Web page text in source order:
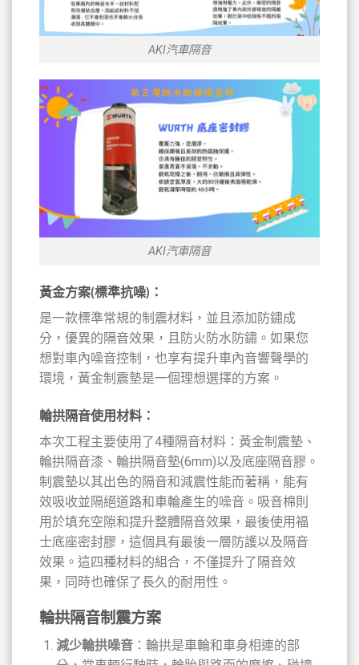
AKI汽車隔音
AKI汽車隔音
黃金方案(標準抗噪) ：
是一款標準常規的制震材料，並且添加防鏽成
分，優異的隔音效果，且防火防水防鏽。如果您
想對車內噪音控制，也享有提升車內音響聲學的
環境，黃金制震墊是一個理想選擇的方案。
輪拱隔音使用材料：
本次工程主要使用了4種隔音材料：黃金制震墊、
輪拱隔音漆、輪拱隔音墊(6mm)以及底座隔音膠。
制震墊以其出色的隔音和減震性能而著稱，能有
效吸收並隔絕道路和車輪產生的噪音。吸音棉則
用於填充空隙和提升整體隔音效果，最後使用福
士底座密封膠，這個具有最後一層防護以及隔音
效果。這四種材料的組合，不僅提升了隔音效
果，同時也確保了長久的耐用性。
輪拱隔音制震方案
減少輪拱噪音：輪拱是車輪和車身相連的部